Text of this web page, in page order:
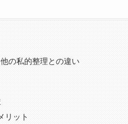
の私的整理との違い
リット